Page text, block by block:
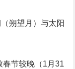
朔望月）与太阳
春节较晚（1月31